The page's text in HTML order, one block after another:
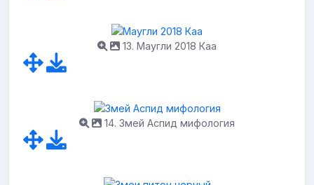
13. Маугли 2018 Каа
14. Змей Аспид мифология